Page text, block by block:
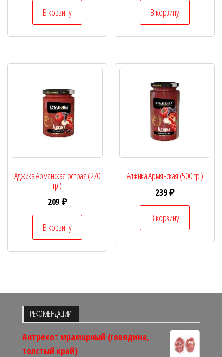
В корзину В корзину
Аджика Армянская острая (270
гр.)
209 ₽
В корзину
Аджика Армянская (500 гр.)
239₽
В корзину
РЕКОМЕНДАЦИИ
Антрекот мраморный (говядина,
толстый край)